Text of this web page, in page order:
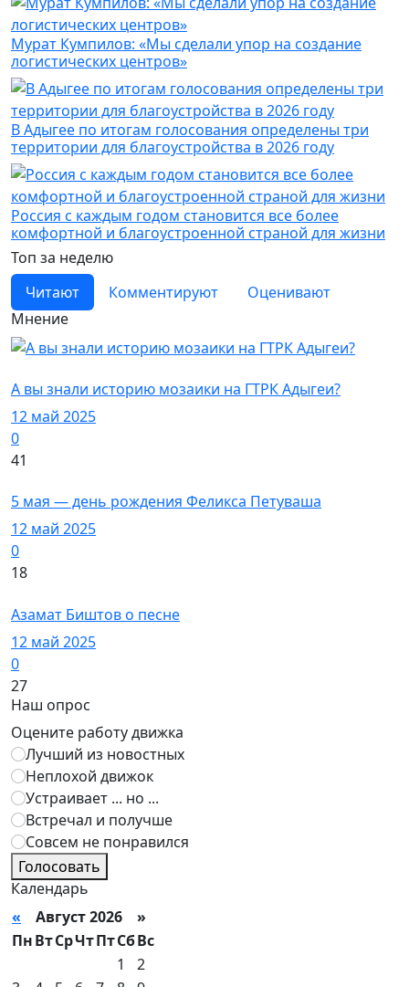
Мурат Кумпилов: «Мы сделали упор на создание
логистических центров»
В Адыгее по итогам голосования определены три
территории для благоустройства в 2026 году
Россия с каждым годом становится все более
комфортной и благоустроенной страной для жизни
Топ за неделю
Читают
Комментируют
Оценивают
Мнение
А вы знали историю мозаики на ГТРК Адыгеи?
12 май 2025
0
41
5 мая — день рождения Феликса Петуваша
12 май 2025
0
18
Азамат Биштов о песне
12 май 2025
0
27
Наш опрос
Оцените работу движка
Лучший из новостных
Неплохой движок
Устраивает ... но ...
Встречал и получше
Совсем не понравился
Голосовать
Календарь
« Август 2026 »
ПнВтСрЧтПтСбВс
1
2